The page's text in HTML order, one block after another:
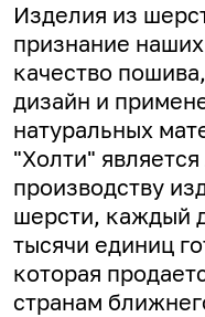
Изделия из
признание
качество
дизайн и
натуральных
"Холти"
производству
шерсти, каждый
тысячи единиц
которая
странам